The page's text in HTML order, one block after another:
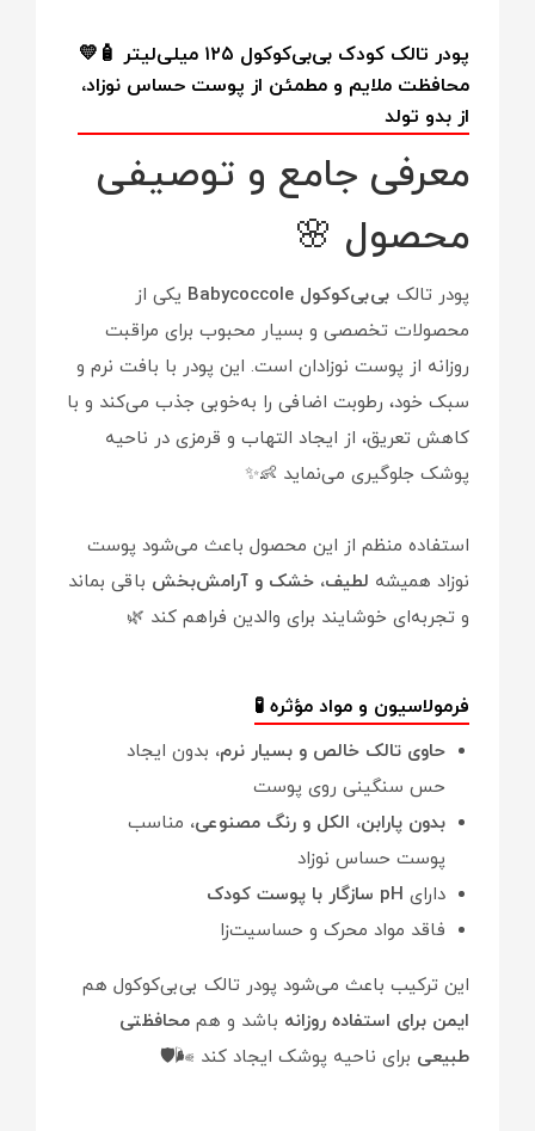
پودر تالک کودک بی‌بی‌کوکول ۱۲۵ میلی‌لیتر 🧴💛
محافظت ملایم و مطمئن از پوست حساس نوزاد،
از بدو تولد
معرفی جامع و توصیفی
محصول 🌸
پودر تالک بی‌بی‌کوکول Babycoccole
یکی از
محصولات تخصصی و بسیار محبوب برای مراقبت
روزانه از پوست نوزادان است. این پودر با بافت نرم و
سبک خود، رطوبت اضافی را به‌خوبی جذب می‌کند و با
کاهش تعریق، از ایجاد التهاب و قرمزی در ناحیه
پوشک جلوگیری می‌نماید 👶✨
استفاده منظم از این محصول باعث می‌شود پوست
نوزاد همیشه لطیف، خشک و آرامش‌بخش باقی بماند
و تجربه‌ای خوشایند برای والدین فراهم کند 🌿
فرمولاسیون و مواد مؤثره 🧪
حاوی تالک خالص و بسیار نرم، بدون ایجاد
حس سنگینی روی پوست
بدون پارابن، الکل و رنگ مصنوعی، مناسب
پوست حساس نوزاد
دارای pH سازگار با پوست کودک
فاقد مواد محرک و حساسیت‌زا
این ترکیب باعث می‌شود پودر تالک بی‌بی‌کوکول هم
ایمن برای استفاده روزانه باشد و هم محافظتی
طبیعی برای ناحیه پوشک ایجاد کند 🌬️🛡️